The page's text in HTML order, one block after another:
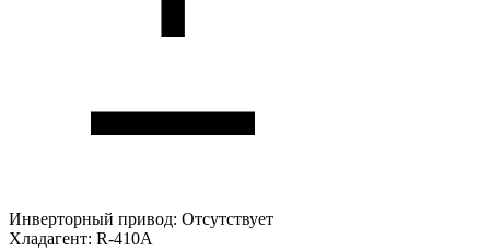
Инверторный привод: Отсутствует
Хладагент: R-410A